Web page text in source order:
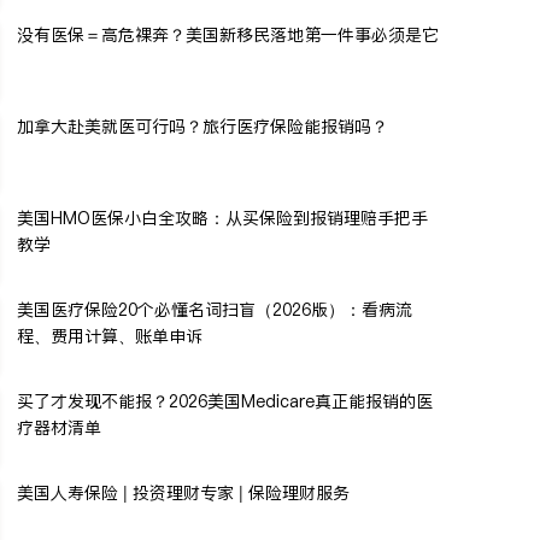
没有医保＝高危裸奔？美国新移民落地第一件事必须是它
加拿大赴美就医可行吗？旅行医疗保险能报销吗？
美国HMO医保小白全攻略：从买保险到报销理赔手把手
教学
美国医疗保险20个必懂名词扫盲（2026版）：看病流
程、费用计算、账单申诉
买了才发现不能报？2026美国Medicare真正能报销的医
疗器材清单
美国人寿保险 | 投资理财专家 | 保险理财服务